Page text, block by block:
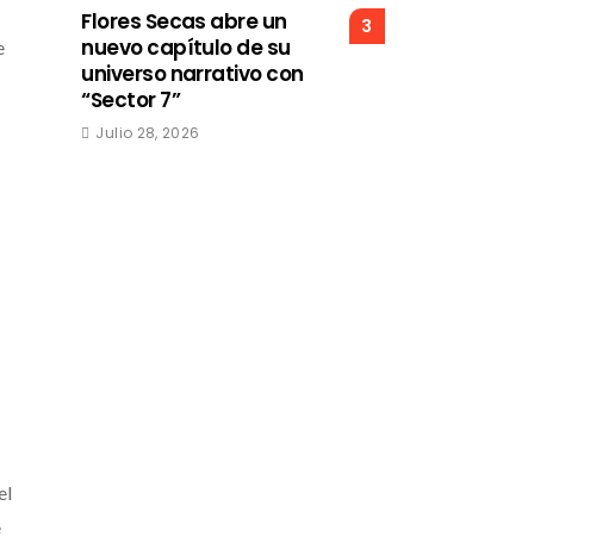
3
Flores Secas abre un
nuevo capítulo de su
universo narrativo con
“Sector 7”
Julio 28, 2026